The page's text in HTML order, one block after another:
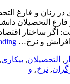
۴۰ درصدی در زنان و
اگر ساختار
و نرخ…
, التحصیلان, بیکاری,
, نرخ, و